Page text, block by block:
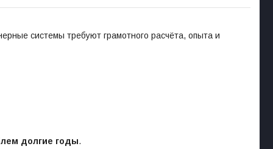
системы требуют грамотного расчёта, опыта и
долгие годы.